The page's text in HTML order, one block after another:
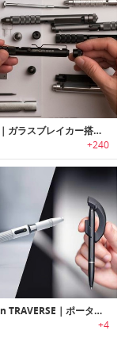
GP 1945｜ガラスブレイカー搭載EDCペン「GP 1945」
+240
Hoverpen TRAVERSE｜ポータブルに進化した無重力対応ペン
+4